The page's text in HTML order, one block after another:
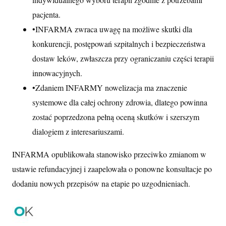
pacjenta.
•INFARMA zwraca uwagę na możliwe skutki dla
konkurencji, postępowań szpitalnych i bezpieczeństwa
dostaw leków, zwłaszcza przy ograniczaniu części terapii
innowacyjnych.
•Zdaniem INFARMY nowelizacja ma znaczenie
systemowe dla całej ochrony zdrowia, dlatego powinna
zostać poprzedzona pełną oceną skutków i szerszym
dialogiem z interesariuszami.
INFARMA opublikowała stanowisko przeciwko zmianom w
ustawie refundacyjnej i zaapelowała o ponowne konsultacje po
dodaniu nowych przepisów na etapie po uzgodnieniach.